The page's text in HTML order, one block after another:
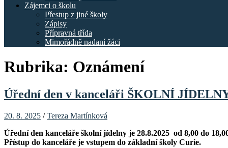
Zájemci o školu
Přestup z jiné školy
Zápisy
Přípravná třída
Mimořádně nadaní žáci
Rubrika: Oznámení
Úřední den v kanceláři ŠKOLNÍ
20. 8. 2025 /Tereza Martínková
Úřední den kanceláře školní jídelny je 28.8.2025 od 8,00 do
Přístup do kanceláře je vstupem do základní školy Curie.